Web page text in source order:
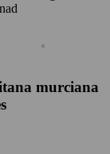
murciana